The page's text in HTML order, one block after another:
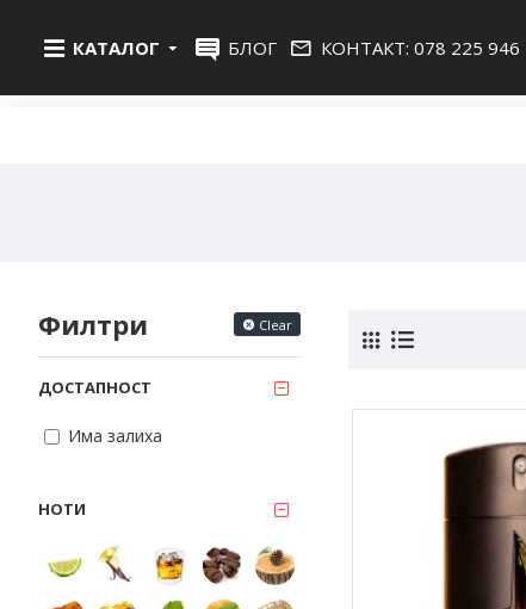
КАТАЛОГ БЛОГ КОНТАКТ: 078 225 946
Филтри Clear
НОТИ
ДОСТАПНОСТ
Има залиха